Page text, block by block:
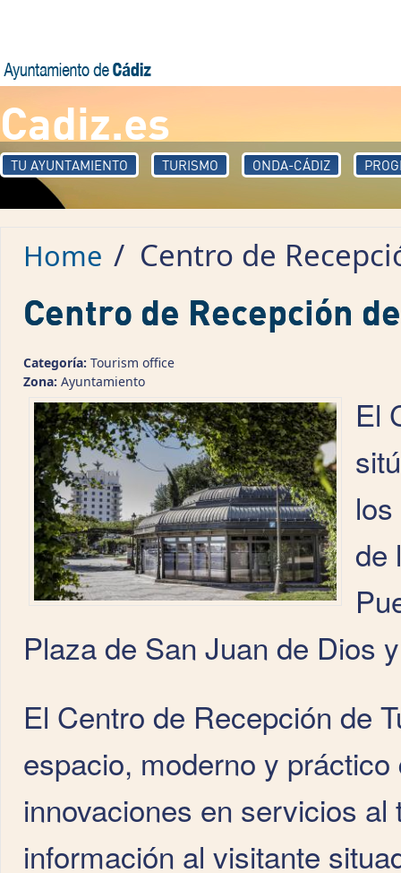
Cadiz.es
TU AYUNTAMIENTO TURISMO ONDA-CÁDIZ
Home / Centro de
Centro de Recepción
Categoría: Tourism office
Zona: Ayuntamiento
El
de
Plaza de San Juan de Dios
El Centro de Recepción de
espacio, moderno y
innovaciones en servicios
información al visitante